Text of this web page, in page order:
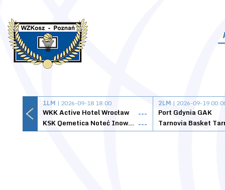
1LM | 2026-09-18 18:00
WKK Active Hotel Wrocław
---
KSK Qemetica Noteć Inowrocław ---
2LM | 2026-09-19
Port Gdynia GAK